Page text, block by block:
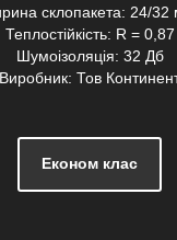
склопакета: 24/32
Теплостійкість: R = 0,87
Шумоізоляція: 32 Дб
Виробник: Тов
Економ клас